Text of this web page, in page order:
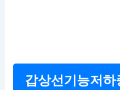
갑상선기능저하